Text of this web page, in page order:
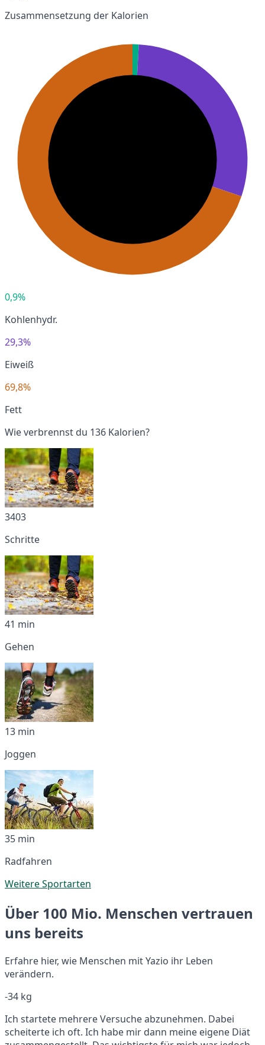
Zusammensetzung der Kalorien
0,9%
Kohlenhydr.
29,3%
Eiweiß
69,8%
Fett
Wie verbrennst du 136 Kalorien?
3403
Schritte
41 min
Gehen
13 min
Joggen
35 min
Radfahren
Weitere Sportarten
Über 100 Mio. Menschen vertrauen
uns bereits
Erfahre hier, wie Menschen mit Yazio ihr Leben
verändern.
-34 kg
Ich startete mehrere Versuche abzunehmen. Dabei
scheiterte ich oft. Ich habe mir dann meine eigene Diät